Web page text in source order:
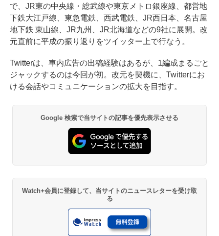
で、JR東の中央線・総武線や東京メトロ銀座線、都営地
下鉄大江戸線、東急電鉄、西武電鉄、JR西日本、名古屋
地下鉄 東山線、JR九州、JR北海道などの9社に展開。改
元直前に平成の振り返りをツイッター上で行なう。
Twitterは、車内広告の出稿経験はあるが、1編成まるごと
ジャックするのは今回が初。改元を契機に、Twitterにお
ける会話やコミュニケーションの拡大を目指す。
Google 検索で当サイトの記事を優先表示させる
Watch+会員に登録して、当サイトのニュースレターを受け取
る